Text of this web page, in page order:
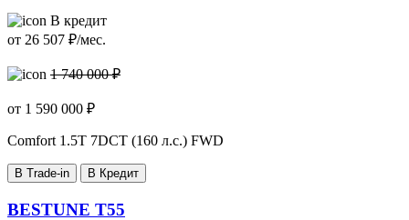
В кредит
от 26 507 ₽/мес.
1 740 000 ₽
от 1 590 000 ₽
Comfort 1.5T 7DCT (160 л.с.) FWD
В Trade-in В Кредит
BESTUNE T55